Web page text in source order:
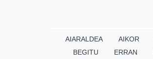
AIARALDEA AIKOR
BEGITU
ERRAN